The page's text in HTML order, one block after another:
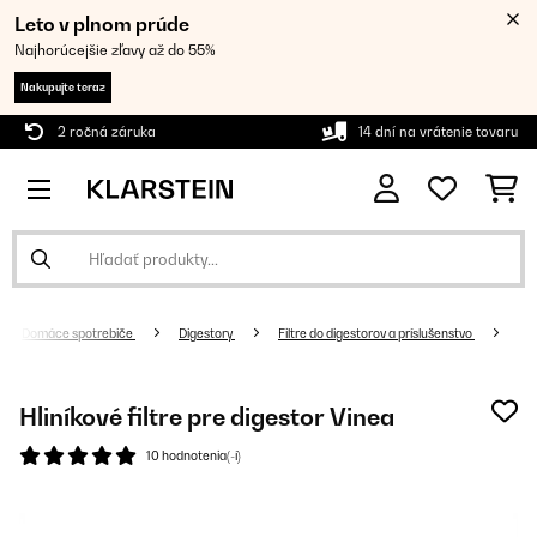
Leto v plnom prúde
Najhorúcejšie zľavy až do 55%
Nakupujte teraz
2 ročná záruka 14 dní na vrátenie tovaru
Domáce spotrebiče Digestory Filtre do digestorov a príslušenstvo
Hliníkové filtre pre digestor Vinea
10 hodnotenia(-í)